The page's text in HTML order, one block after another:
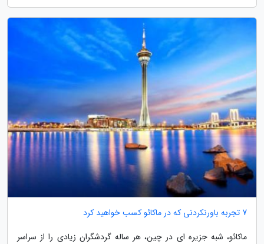
7 تجربه باورنکردنی که در ماکائو کسب خواهید کرد
ماکائو، شبه جزیره ای در چین، هر ساله گردشگران زیادی را از سراسر